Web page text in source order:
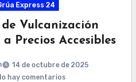
Express 24
Vulcanización
Precios Accesibles
14 de octubre de 2025
hay comentarios